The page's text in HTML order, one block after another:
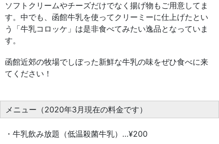
ソフトクリームやチーズだけでなく揚げ物もご用意してま
す。中でも、函館牛乳を使ってクリーミーに仕上げたとい
う「牛乳コロッケ」は是非食べてみたい逸品となっていま
す。
函館近郊の牧場でしぼった新鮮な牛乳の味をぜひ食べに来
てください！
メニュー（2020年3月現在の料金です）
・牛乳飲み放題（低温殺菌牛乳）…¥200